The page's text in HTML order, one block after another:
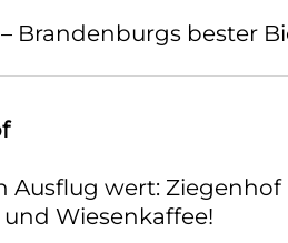
Brandenburgs bester
Ausflug wert: Ziegenhof
Wiesenkaffee!